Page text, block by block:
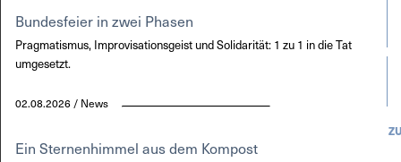
Bundesfeier in zwei Phasen
Pragmatismus, Improvisationsgeist und Solidarität: 1 zu 1 in die Tat
umgesetzt.
02.08.2026 / News
Ein Sternenhimmel aus dem Kompost